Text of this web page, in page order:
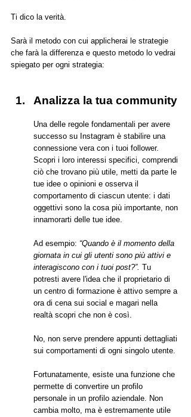
Ti dico la verità.
Sarà il metodo con cui applicherai le strategie
che farà la differenza e questo metodo lo vedrai
spiegato per ogni strategia:
Analizza la tua community
Una delle regole fondamentali per avere
successo su Instagram è stabilire una
connessione vera con i tuoi follower.
Scopri i loro interessi specifici, comprendi
ciò che trovano più utile, metti da parte le
tue idee o opinioni e osserva il
comportamento di ciascun utente: i dati
oggettivi sono la cosa più importante, non
innamorarti delle tue idee.
Ad esempio: “Quando è il momento della
giornata in cui gli utenti sono più attivi e
interagiscono con i tuoi post?”. Tu
potresti avere l'idea che il proprietario di
un centro di formazione è attivo sempre a
ora di cena sui social e magari nella
realtà scopri che non è così.
No, non serve prendere appunti dettagliati
sui comportamenti di ogni singolo utente.
Fortunatamente, esiste una funzione che
permette di convertire un profilo
personale in un profilo aziendale. Non
cambia molto, ma è estremamente utile